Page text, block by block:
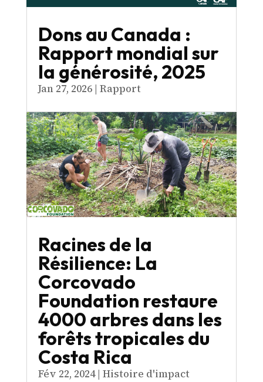
Dons au Canada :
Rapport mondial sur
la générosité, 2025
Jan 27, 2026| Rapport
Racines de la
Résilience: La
Corcovado
Foundation restaure
4000 arbres dans les
forêts tropicales du
Costa Rica
Fév 22, 2024| Histoire d'impact